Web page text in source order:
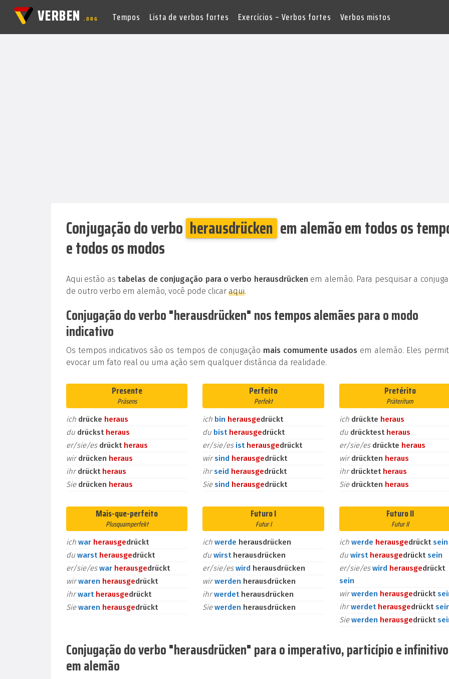
VERBEN.ORG Tempos Lista de verbos fortes Exercícios – Verbos fortes Verbos mistos
Conjugação do verbo herausdrücken em alemão em todos os
e todos os modos
Aqui estão astabelas de conjugação para o verbo herausdrücken em alemão. Para pesquisar a
de outro verbo em alemão, você pode clicar aqui.
Conjugação do verbo "herausdrücken" nos tempos alemães para o modo
indicativo
Os tempos indicativos são os tempos de conjugação mais comumente usados em alemão. Eles
evocar um fato real ou uma ação sem qualquer distância da realidade.
Presente
Präsens
ich drücke heraus
du drückst heraus
er/sie/es drückt heraus
wirdrücken heraus
ihrdrückt heraus
Sie drücken heraus
Perfeito
Perfekt
ich bin herausgedrückt
du bist herausgedrückt
er/sie/es ist herausgedrückt
wirsind herausgedrückt
ihrseid herausgedrückt
Siesind herausgedrückt
Pretérito
Präteritum
ich drückte heraus
du drücktest heraus
er/sie/es drückte heraus
wirdrückten heraus
ihrdrücktet heraus
Sie drückten heraus
Mais-que-perfeito
Plusquamperfekt
ich war herausgedrückt
du warst herausgedrückt
er/sie/eswar herausgedrückt
wirwaren herausgedrückt
ihrwart herausgedrückt
Siewaren herausgedrückt
Futuro I
Futur I
ichwerde herausdrücken
duwirst herausdrücken
er/sie/eswird herausdrücken
wirwerden herausdrücken
ihrwerdet herausdrücken
Siewerden herausdrücken
Futuro II
Futur II
ich werde herausgedrücktsein
du wirst herausgedrücktsein
er/sie/eswird herausgedrückt
sein
wirwerden herausgedrückt
ihrwerdet herausgedrückt
Siewerden herausgedrückt
Conjugação do verbo "herausdrücken" para o imperativo, particípio e infinitivo
em alemão